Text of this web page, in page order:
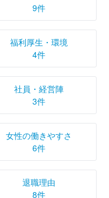
9件
福利厚生・環境
4件
社員・経営陣
3件
女性の働きやすさ
6件
退職理由
8件